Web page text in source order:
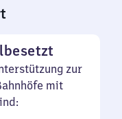
zur
mit